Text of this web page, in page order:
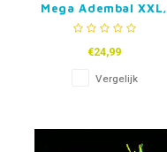
Mega Adembal XXL,
28-100cm
€24,99
Vergelijk